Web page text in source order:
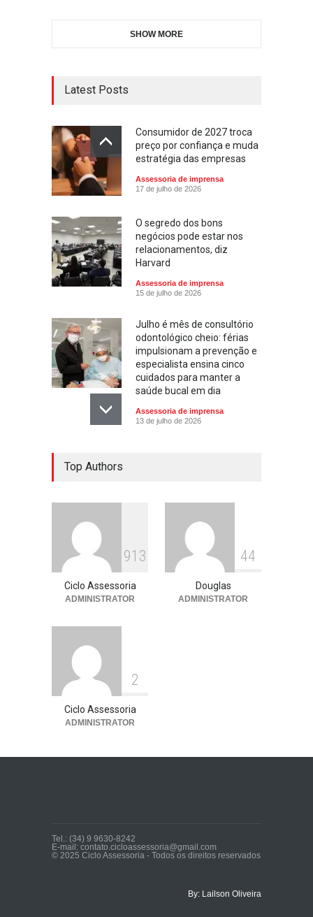
SHOW MORE
Latest Posts
Consumidor de 2027 troca
preço por confiança e muda
estratégia das empresas
Assessoria de imprensa
17 de julho de 2026
O segredo dos bons
negócios pode estar nos
relacionamentos, diz
Harvard
Assessoria de imprensa
15 de julho de 2026
Julho é mês de consultório
odontológico cheio: férias
impulsionam a prevenção e
especialista ensina cinco
cuidados para manter a
saúde bucal em dia
Assessoria de imprensa
13 de julho de 2026
13 de julho de 2026
Top Authors
913
Ciclo Assessoria
ADMINISTRATOR
44
Douglas
ADMINISTRATOR
2
Ciclo Assessoria
ADMINISTRATOR
Tel.: (34) 9 9630-8242
E-mail: contato.cicloassessoria@gmail.com
© 2025 Ciclo Assessoria - Todos os direitos reservados
By: Lailson Oliveira